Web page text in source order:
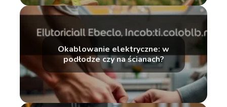
Okablowanie elektryczne: w
podłodze czy na ścianach?